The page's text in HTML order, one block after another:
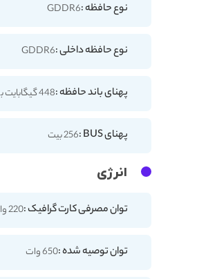
نوع حافظه :GDDR6
نوع حافظه داخلی :GDDR6
پهنای باند حافظه :448 گیگابایت بر ثانیه
پهنای BUS : 256 بیت
انرژی
توان مصرفی کارت گرافیک :220 وات
توان توصیه شده :650 وات